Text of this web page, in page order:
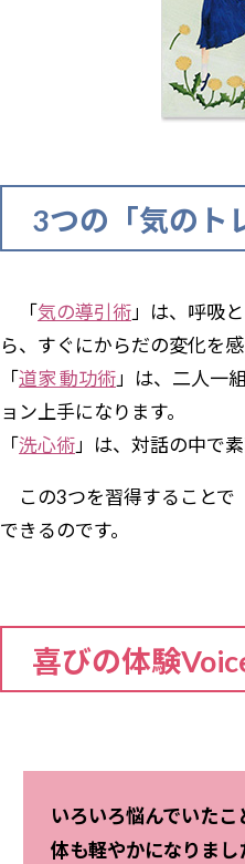
3つの「気のト
「気の導引術」は、呼吸
ら、すぐにからだの変化を
「道家 動功術」は、二人一
ョン上手になります。
「洗心術」は、対話の中で
この3つを習得することで
できるのです。
喜びの体験
いろいろ悩んでいた
体も軽やかになりまし